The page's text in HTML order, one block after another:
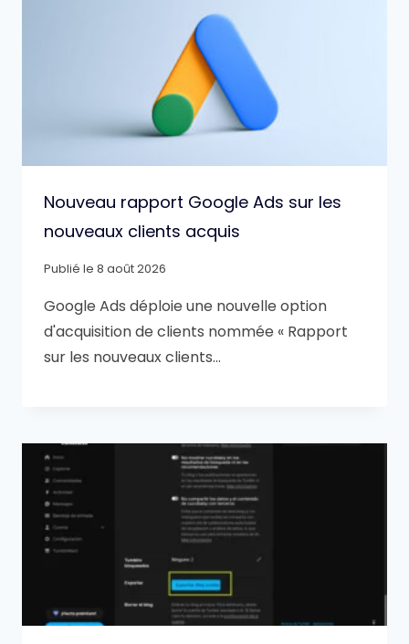
Nouveau rapport Google Ads sur les
nouveaux clients acquis
Publié le 8 août 2026
Google Ads déploie une nouvelle option
d'acquisition de clients nommée « Rapport
sur les nouveaux clients…